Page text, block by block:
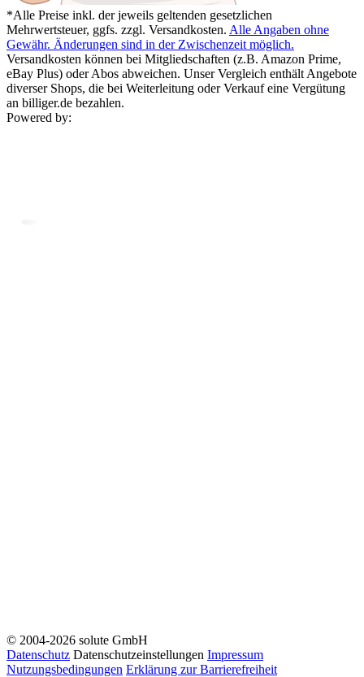
*Alle Preise inkl. der jeweils geltenden gesetzlichen
Mehrwertsteuer, ggfs. zzgl. Versandkosten. Alle Angaben ohne
Gewähr. Änderungen sind in der Zwischenzeit möglich.
Versandkosten können bei Mitgliedschaften (z.B. Amazon Prime,
eBay Plus) oder Abos abweichen. Unser Vergleich enthält Angebote
diverser Shops, die bei Weiterleitung oder Verkauf eine Vergütung
an billiger.de bezahlen.
Powered by:
© 2004-2026 solute GmbH
Datenschutz Datenschutzeinstellungen Impressum
Nutzungsbedingungen Erklärung zur Barrierefreiheit